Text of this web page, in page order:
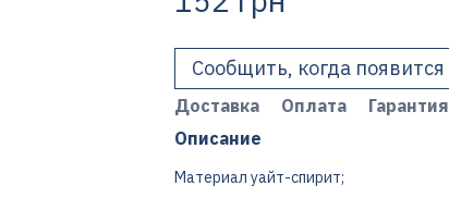
Сообщить, когда появится
Доставка Оплата Гарантия
Описание
Материал уайт-спирит;